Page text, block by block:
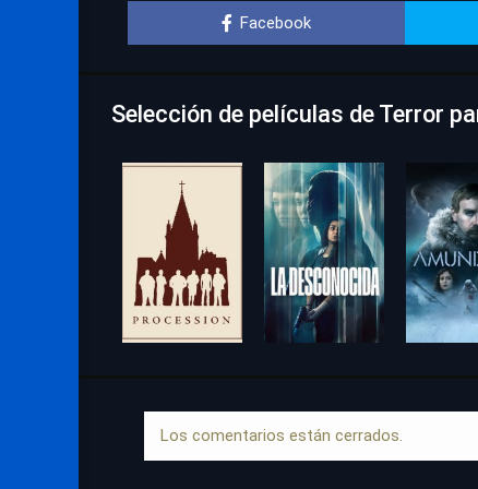
Facebook
Selección de películas de Terror
Los comentarios están cerrados.